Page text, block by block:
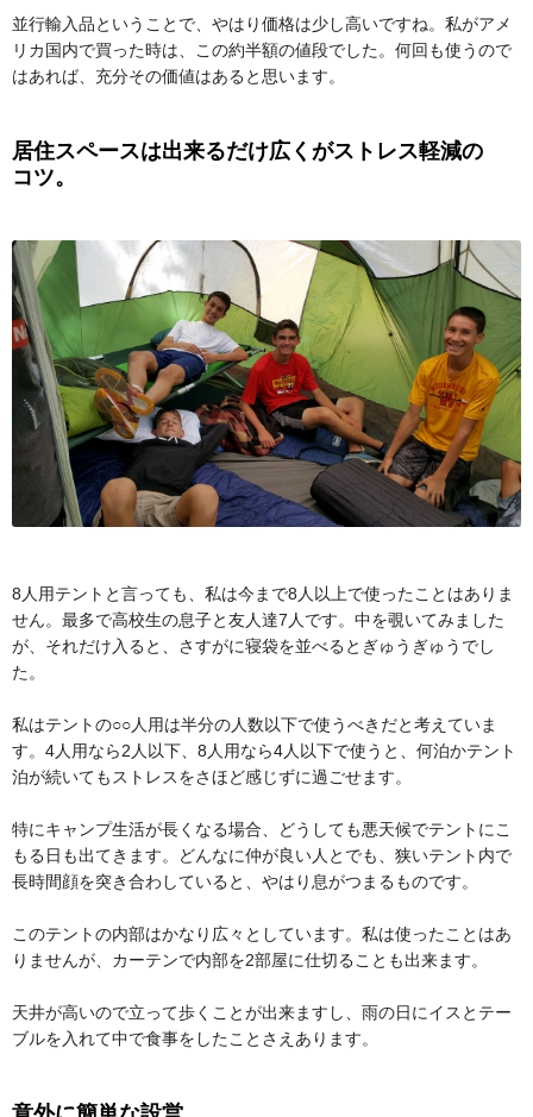
並行輸入品ということで、やはり価格は少し高いですね。私がアメ
リカ国内で買った時は、この約半額の値段でした。何回も使うので
はあれば、充分その価値はあると思います。
居住スペースは出来るだけ広くがストレス軽減の
コツ。
8人用テントと言っても、私は今まで8人以上で使ったことはありま
せん。最多で高校生の息子と友人達7人です。中を覗いてみました
が、それだけ入ると、さすがに寝袋を並べるとぎゅうぎゅうでし
た。
私はテントの○○人用は半分の人数以下で使うべきだと考えていま
す。4人用なら2人以下、8人用なら4人以下で使うと、何泊かテント
泊が続いてもストレスをさほど感じずに過ごせます。
特にキャンプ生活が長くなる場合、どうしても悪天候でテントにこ
もる日も出てきます。どんなに仲が良い人とでも、狭いテント内で
長時間顔を突き合わしていると、やはり息がつまるものです。
このテントの内部はかなり広々としています。私は使ったことはあ
りませんが、カーテンで内部を2部屋に仕切ることも出来ます。
天井が高いので立って歩くことが出来ますし、雨の日にイスとテー
ブルを入れて中で食事をしたことさえあります。